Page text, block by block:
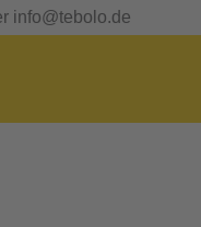
info@tebolo.de